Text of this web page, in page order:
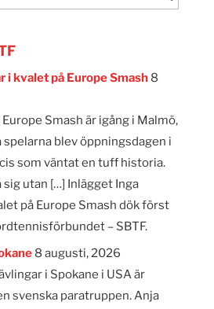
i kvalet på Europe Smash 8
Smash är igång i Malmö,
blev öppningsdagen i
som väntat en tuff historia.
sig utan […] Inlägget Inga
på Europe Smash dök först
– SBTF.
8 augusti, 2026
i Spokane i USA är
svenska paratruppen. Anja